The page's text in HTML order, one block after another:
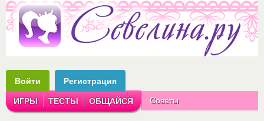
Войти Регистрация
ИГРЫ ТЕСТЫ ОБЩАЙСЯ Советы